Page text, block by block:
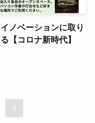
ノベーションに取り
【コロナ新時代】
4